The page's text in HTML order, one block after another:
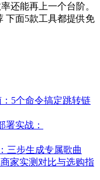
还能再上一个台阶。
下面5款工具都提供免
5个命令搞定跳转链
署实战：
三步生成专属歌曲
家实测对比与选购指